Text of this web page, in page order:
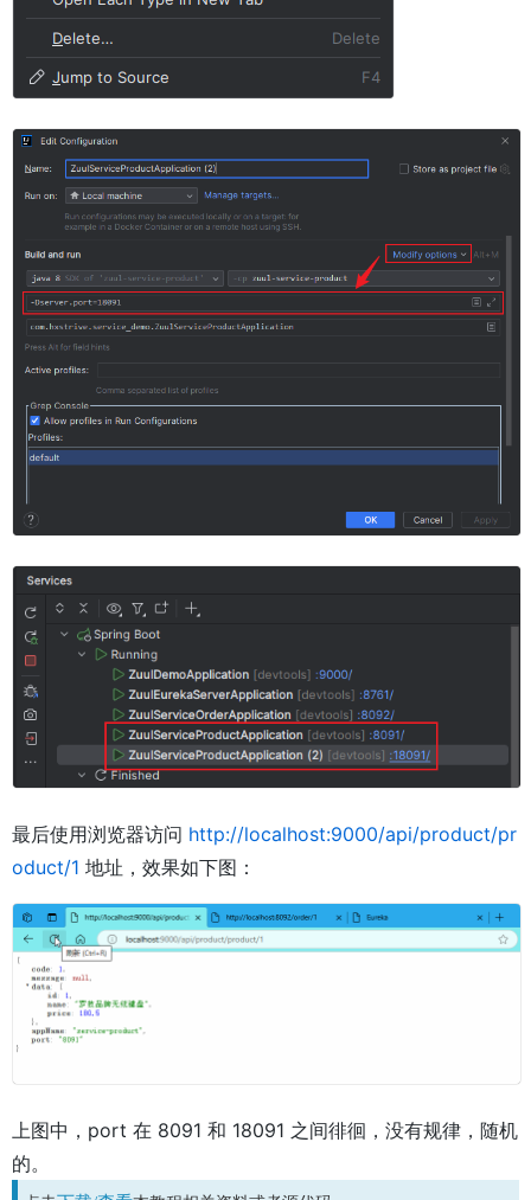
最后使用浏览器访问 http://localhost:9000/api/product/pr
oduct/1 地址，效果如下图：
上图中，port 在 8091 和 18091 之间徘徊，没有规律，随机
的。